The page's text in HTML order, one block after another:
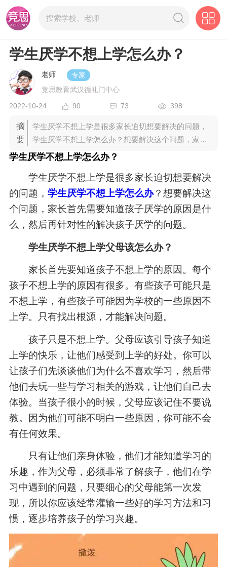
学生厌学不想上学怎么办？
老师
专家
竞思教育武汉循礼门中心
2022-10-24 90 73 398
摘
要
学生厌学不想上学是很多家长迫切想要解决的问题，
学生厌学不想上学怎么办？想要解决这个问题，家长
首先需要知道孩子厌学的原因是什么，然后再针对性
学生厌学不想上学怎么办？
学生厌学不想上学是很多家长迫切想要解决
的问题， 学生厌学不想上学怎么办？想要解决这
个问题，家长首先需要知道孩子厌学的原因是什
么，然后再针对性的解决孩子厌学的问题。
学生厌学不想上学父母该怎么办？
家长首先要知道孩子不想上学的原因。每个
孩子不想上学的原因有很多。有些孩子可能只是
不想上学，有些孩子可能因为学校的一些原因不
上学。只有找出根源，才能解决问题。
孩子只是不想上学。父母应该引导孩子知道
上学的快乐，让他们感受到上学的好处。你可以
让孩子们先谈谈他们为什么不喜欢学习，然后带
他们去玩一些与学习相关的游戏，让他们自己去
体验。当孩子很小的时候，父母应该记住不要说
教。因为他们可能不明白一些原因，你可能不会
有任何效果。
只有让他们亲身体验，他们才能知道学习的
乐趣，作为父母，必须非常了解孩子，他们在学
习中遇到的问题，只要细心的父母能第一次发
现，所以你应该经常灌输一些好的学习方法和习
惯，逐步培养孩子的学习兴趣。